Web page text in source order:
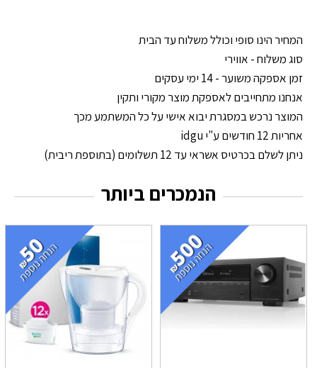
המחיר הינו סופי וכולל משלוח עד הבית
סוג משלוח - אווירי
זמן אספקה משוער - 14 ימי עסקים
אנחנו מתחייבים לאספקת מוצר מקורי ותקין
המוצר נרכש במסגרת יבוא אישי על כל המשתמע מכך
אחריות 12 חודשים ע"י idgu
ניתן לשלם בכרטיס אשראי עד 12 תשלומים (בתוספת ריבית)
הנמכרים ביותר